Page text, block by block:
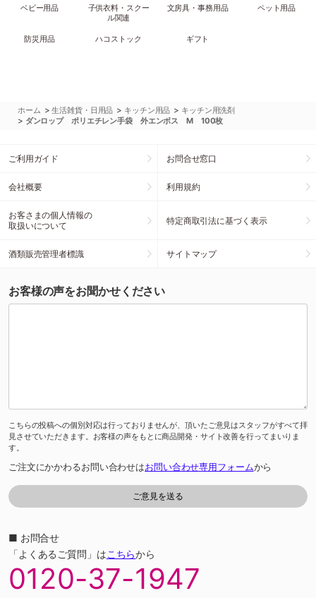
ベビー用品
子供衣料・スクー
ル関連
文房具・事務用品 ペット用品
防災用品 ハコストック ギフト
ホーム >生活雑貨・日用品 > キッチン用品 > キッチン用洗剤
> ダンロップ ポリエチレン手袋 外エンボス M 100枚
ご利用ガイド お問合せ窓口
会社概要 利用規約
お客さまの個人情報の
取扱いについて
特定商取引法に基づく表示
酒類販売管理者標識 サイトマップ
お客様の声をお聞かせください
こちらの投稿への個別対応は行っておりませんが、頂いたご意見はスタッフがすべて拝
見させていただきます。お客様の声をもとに商品開発・サイト改善を行ってまいりま
す。
ご注文にかかわるお問い合わせはお問い合わせ専用フォームから
■ お問合せ
「よくあるご質問」はこちらから
0120-37-1947